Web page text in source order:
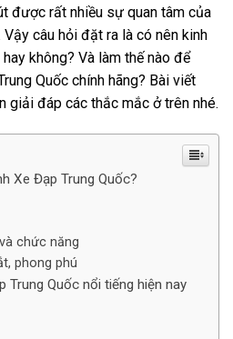
được rất nhiều sự quan tâm của
câu hỏi đặt ra là có nên kinh
không? Và làm thế nào để
Quốc chính hãng? Bài viết
giải đáp các thắc mắc ở trên nhé.
Xe Đạp Trung Quốc?
chức năng
phong phú
Trung Quốc nổi tiếng hiện nay